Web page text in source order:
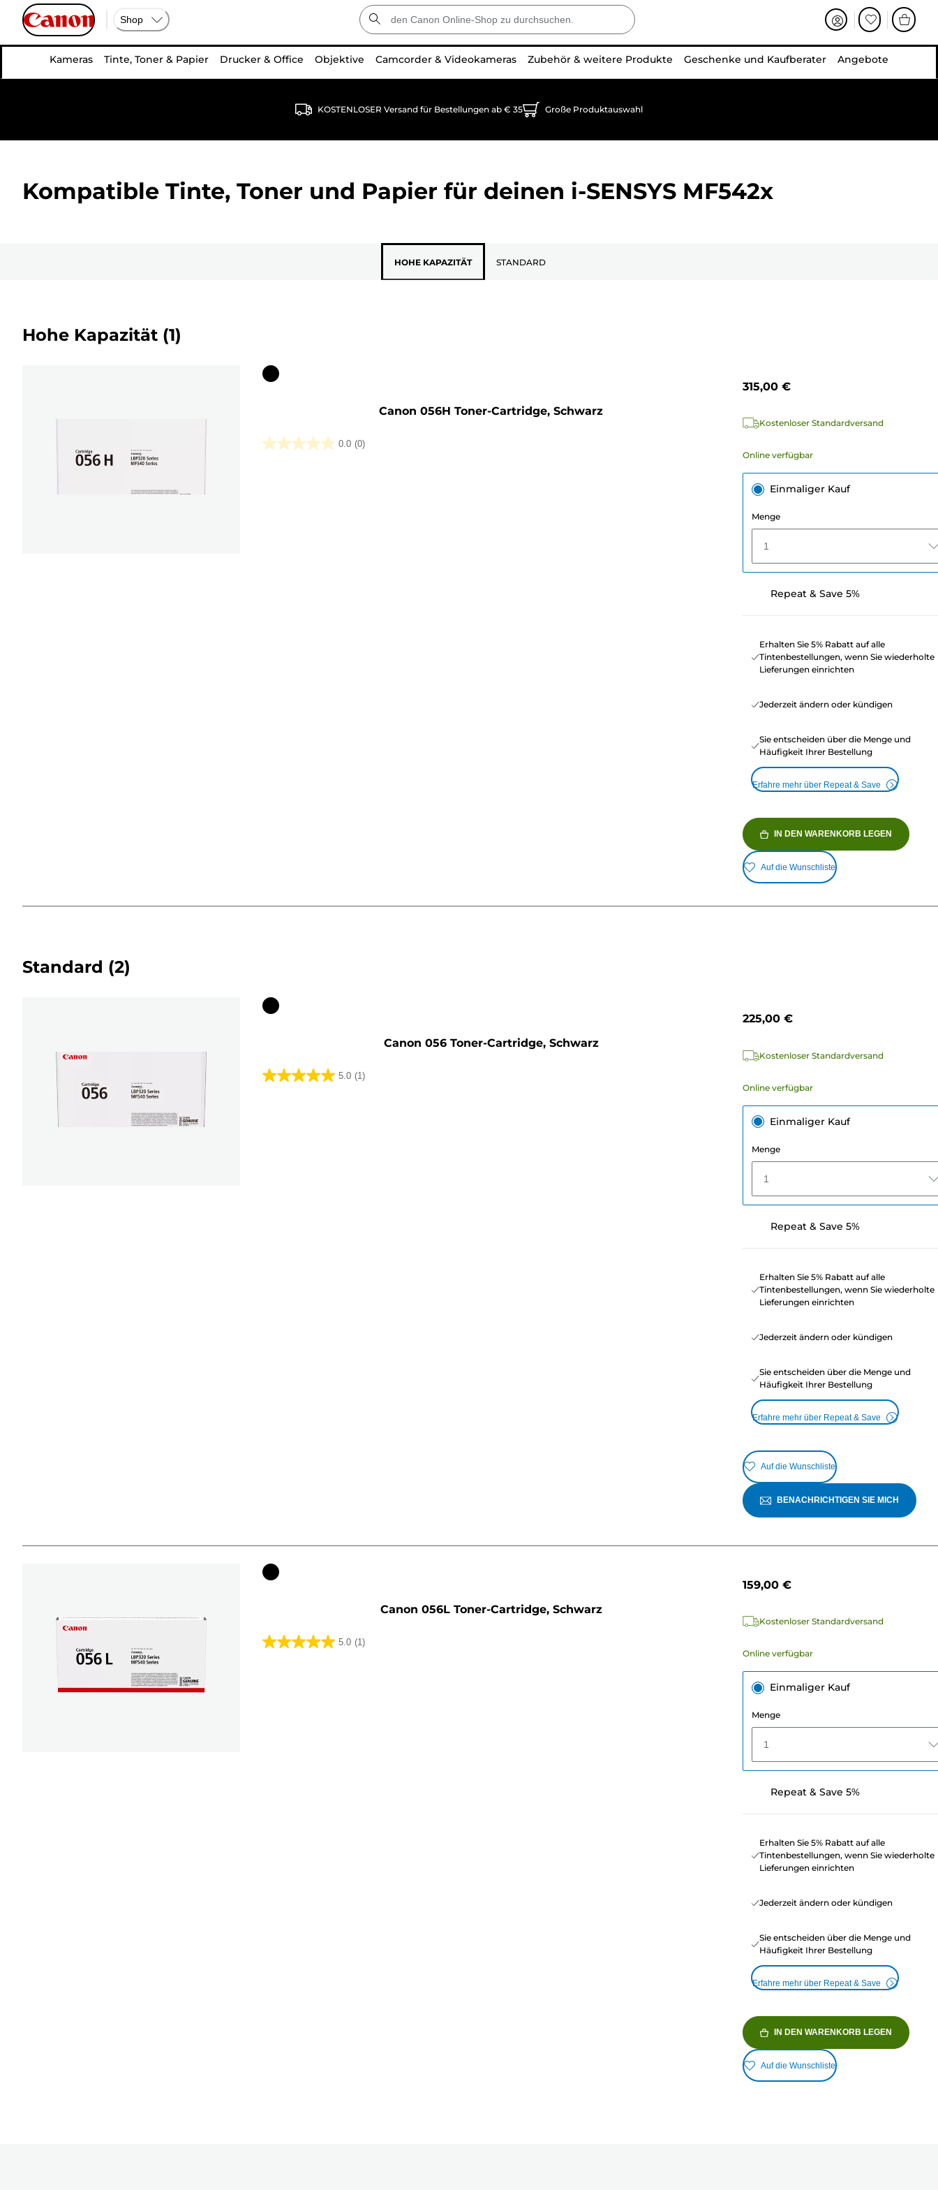
Shop
Kameras Tinte, Toner & Papier Drucker & Office Objektive Camcorder & Videokameras Zubehör & weitere Produkte Geschenke und Kaufberater Angebote
KOSTENLOSER Versand für Bestellungen ab € 35 Große Produktauswahl
Kompatible Tinte, Toner und Papier für deinen i-SENSYS MF542x
HOHE KAPAZITÄT STANDARD
Hohe Kapazität (1)
Farbpatrone
Canon 056H Toner-Cartridge, Schwarz
0.0 (0)
0.0
315,00 €
Kostenloser Standardversand
Online verfügbar
Einmaliger Kauf
Menge
1
Repeat & Save 5%
Erhalten Sie 5% Rabatt auf alle
Tintenbestellungen, wenn Sie wiederholte
Lieferungen einrichten
Jederzeit ändern oder kündigen
Sie entscheiden über die Menge und
Häufigkeit Ihrer Bestellung
Erfahre mehr über Repeat & Save
IN DEN WARENKORB LEGEN
Auf die Wunschliste
Standard (2)
Farbpatrone
Canon 056 Toner-Cartridge, Schwarz
5.0 (1)
5.0
225,00 €
Kostenloser Standardversand
Online verfügbar
Einmaliger Kauf
Menge
1
Repeat & Save 5%
Erhalten Sie 5% Rabatt auf alle
Tintenbestellungen, wenn Sie wiederholte
Lieferungen einrichten
Jederzeit ändern oder kündigen
Sie entscheiden über die Menge und
Häufigkeit Ihrer Bestellung
Erfahre mehr über Repeat & Save
Auf die Wunschliste
BENACHRICHTIGEN SIE MICH
Farbpatrone
Canon 056L Toner-Cartridge, Schwarz
5.0 (1)
5.0
159,00 €
Kostenloser Standardversand
Online verfügbar
Einmaliger Kauf
Menge
1
Repeat & Save 5%
Erhalten Sie 5% Rabatt auf alle
Tintenbestellungen, wenn Sie wiederholte
Lieferungen einrichten
Jederzeit ändern oder kündigen
Sie entscheiden über die Menge und
Häufigkeit Ihrer Bestellung
Erfahre mehr über Repeat & Save
IN DEN WARENKORB LEGEN
Auf die Wunschliste